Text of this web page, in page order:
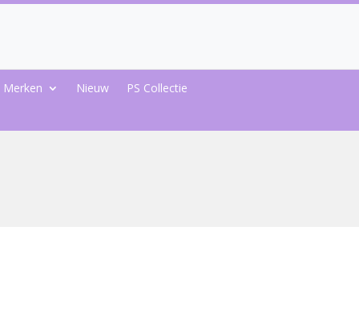
Merken Nieuw
PS Collectie